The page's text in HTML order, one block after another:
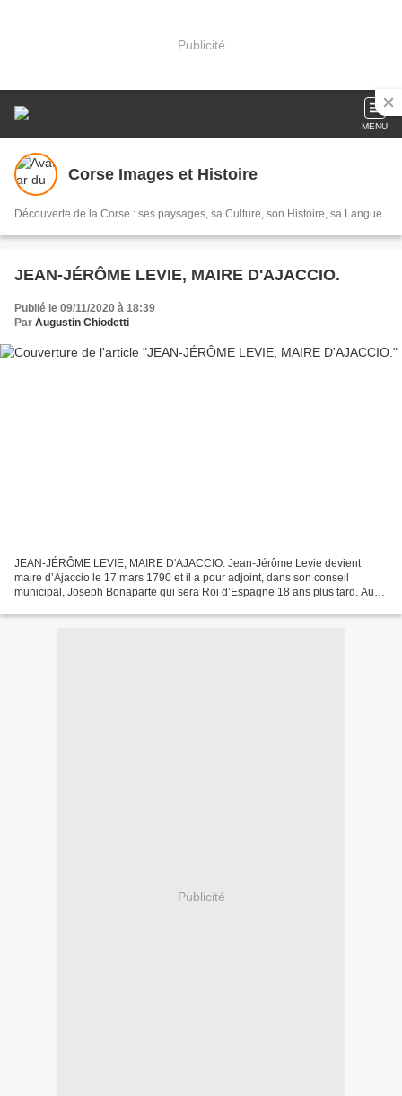
Publicité
MENU
Corse Images et Histoire
Découverte de la Corse : ses paysages, sa Culture, son Histoire, sa Langue.
JEAN-JÉRÔME LEVIE, MAIRE D'AJACCIO.
Publié le 09/11/2020 à 18:39
Par Augustin Chiodetti
JEAN-JÉRÔME LEVIE, MAIRE D'AJACCIO. Jean-Jérôme Levie devient
maire d’Ajaccio le 17 mars 1790 et il a pour adjoint, dans son conseil
municipal, Joseph Bonaparte qui sera Roi d’Espagne 18 ans plus tard. Au-
Publicité